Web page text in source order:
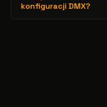
konfiguracji DMX?